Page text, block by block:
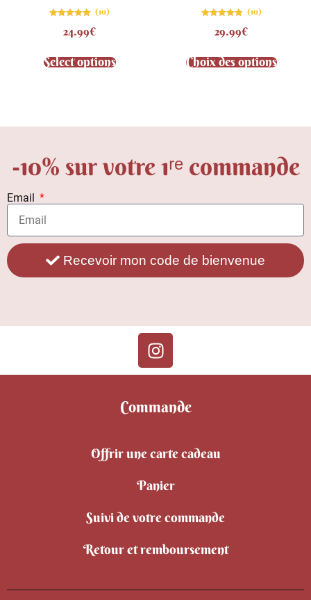
4.90
sur 5
(10)
24.99€
Select options
4.80
sur 5
(10)
29.99€
Choix des options
-10% sur votre 1ʳᵉ commande
Email
Recevoir mon code de bienvenue
Commande
Offrir une carte cadeau
Panier
Suivi de votre commande
Retour et remboursement